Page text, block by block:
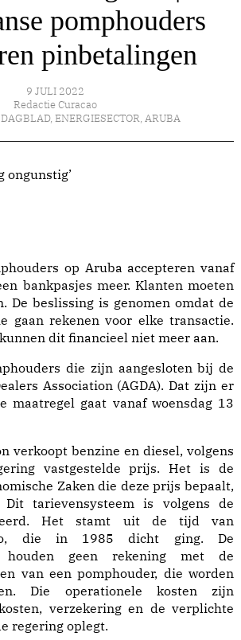
pomphouders
pinbetalingen
9 JULI 2022
Redactie Curacao
, ENERGIESECTOR, ARUBA
ongunstig’
op Aruba accepteren vanaf
bankpasjes meer. Klanten moeten
De beslissing is genomen omdat de
gaan rekenen voor elke transactie.
dit financieel niet meer aan.
die zijn aangesloten bij de
Association (AGDA). Dat zijn er
maatregel gaat vanaf woensdag 13
verkoopt benzine en diesel, volgens
vastgestelde prijs. Het is de
Zaken die deze prijs bepaalt,
Dit tarievensysteem is volgens de
Het stamt uit de tijd van
die in 1985 dicht ging. De
houden geen rekening met de
van een pomphouder, die worden
Die operationele kosten zijn
verzekering en de verplichte
regering oplegt.